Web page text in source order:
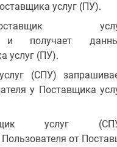
услуг (ПУ).
и получает
услуг (ПУ).
(СПУ)
у Поставщика
услуг
от